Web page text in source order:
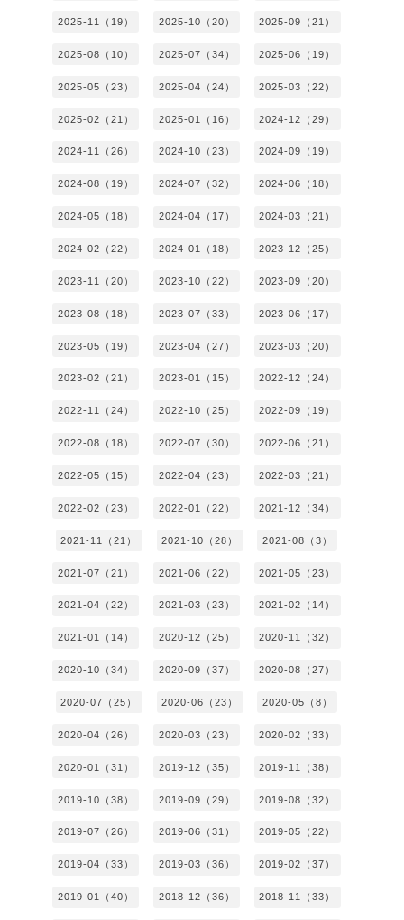
2025-11（19） 2025-10（20） 2025-09（21）
2025-08（10） 2025-07（34） 2025-06（19）
2025-05（23） 2025-04（24） 2025-03（22）
2025-02（21） 2025-01（16） 2024-12（29）
2024-11（26） 2024-10（23） 2024-09（19）
2024-08（19） 2024-07（32） 2024-06（18）
2024-05（18） 2024-04（17） 2024-03（21）
2024-02（22） 2024-01（18） 2023-12（25）
2023-11（20） 2023-10（22） 2023-09（20）
2023-08（18） 2023-07（33） 2023-06（17）
2023-05（19） 2023-04（27） 2023-03（20）
2023-02（21） 2023-01（15） 2022-12（24）
2022-11（24） 2022-10（25） 2022-09（19）
2022-08（18） 2022-07（30） 2022-06（21）
2022-05（15） 2022-04（23） 2022-03（21）
2022-02（23） 2022-01（22） 2021-12（34）
2021-11（21） 2021-10（28） 2021-08（3）
2021-07（21） 2021-06（22） 2021-05（23）
2021-04（22） 2021-03（23） 2021-02（14）
2021-01（14） 2020-12（25） 2020-11（32）
2020-10（34） 2020-09（37） 2020-08（27）
2020-07（25） 2020-06（23） 2020-05（8）
2020-04（26） 2020-03（23） 2020-02（33）
2020-01（31） 2019-12（35） 2019-11（38）
2019-10（38） 2019-09（29） 2019-08（32）
2019-07（26） 2019-06（31） 2019-05（22）
2019-04（33） 2019-03（36） 2019-02（37）
2019-01（40） 2018-12（36） 2018-11（33）